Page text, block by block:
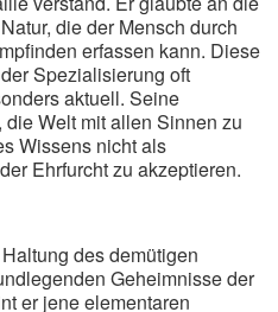
die der Mensch durch
erfassen kann. Diese
Spezialisierung oft
aktuell. Seine
Welt mit allen Sinnen zu
Wissens nicht als
Ehrfurcht zu akzeptieren.
des demütigen
Geheimnisse der
er jene elementaren